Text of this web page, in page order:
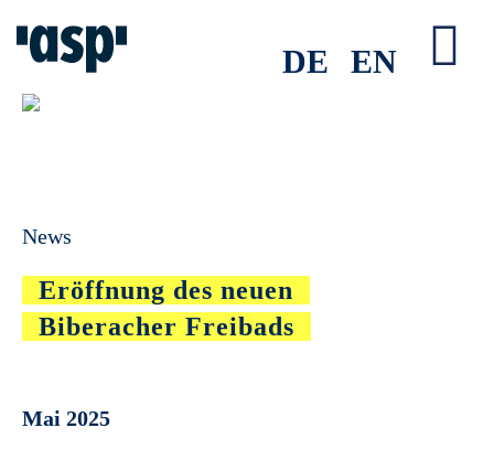
Inhalt
DE EN
News
Eröffnung des neuen
Biberacher Freibads
Mai 2025